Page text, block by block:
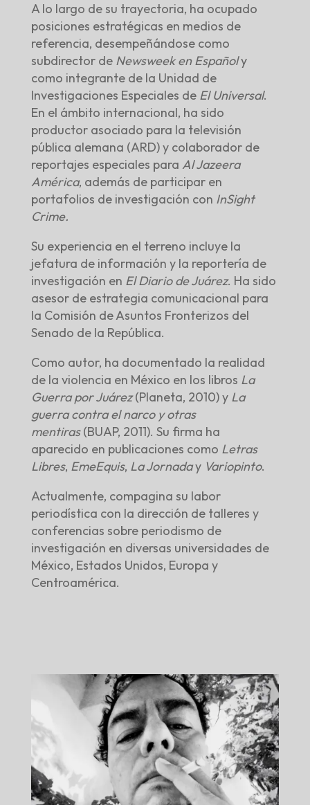
A lo largo de su trayectoria, ha ocupado
posiciones estratégicas en medios de
referencia, desempeñándose como
subdirector de Newsweek en Españoly
como integrante de la Unidad de
Investigaciones Especiales de El Universal.
En el ámbito internacional, ha sido
productor asociado para la televisión
pública alemana (ARD) y colaborador de
reportajes especiales para Al Jazeera
América, además de participar en
portafolios de investigación con InSight
Crime.
Su experiencia en el terreno incluye la
jefatura de información y la reportería de
investigación en El Diario de Juárez. Ha sido
asesor de estrategia comunicacional para
la Comisión de Asuntos Fronterizos del
Senado de la República.
Como autor, ha documentado la realidad
de la violencia en México en los libros La
Guerra por Juárez (Planeta, 2010) y La
guerra contra el narco y otras
mentiras (BUAP, 2011). Su firma ha
aparecido en publicaciones como Letras
Libres, EmeEquis, La Jornaday Variopinto.
Actualmente, compagina su labor
periodística con la dirección de talleres y
conferencias sobre periodismo de
investigación en diversas universidades de
México, Estados Unidos, Europa y
Centroamérica.